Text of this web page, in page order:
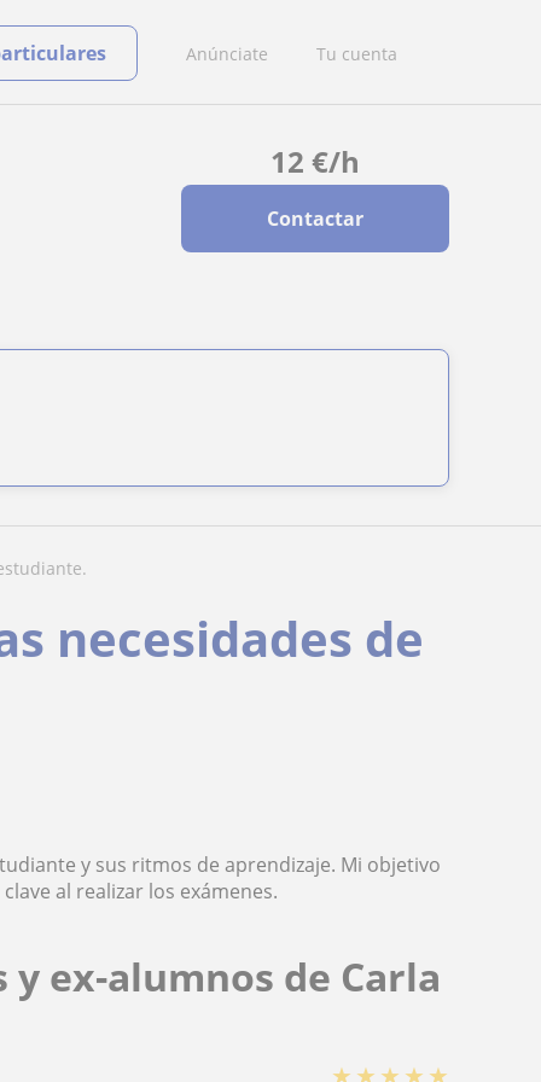
Anúnciate Tu cuenta
12 €/h
Contactar
necesidades de
y sus ritmos de aprendizaje. Mi objetivo
al realizar los exámenes.
ex-alumnos de Carla